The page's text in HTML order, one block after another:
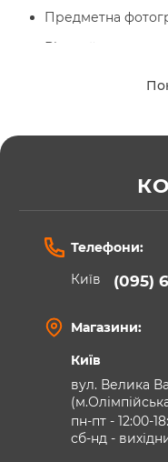
Предметна
Відеозйомка та
Стрімінг і
Робота у
Як
Під час вибору
джерела світла,
Для відеозйомки
софтбоксами.
У нашому магазині
Телефони:
Київ
(095)
Магазини:
Київ
вул. Велика
пн-пт - 12:00-
сб-нд -